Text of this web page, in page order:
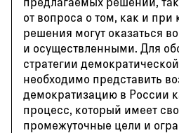
от вопроса о том, как и при
решения могут оказаться
и осуществленными. Для
стратегии
необходимо представить
демократизацию в России
процесс, который имеет
промежуточные цели и